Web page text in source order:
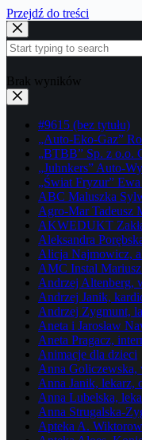
Przejdź do treści
Brak wyników
#9615 (bez tytułu)
„Auto-Eko-Gaz”
„BTBB” Sp. z o.o.
„Juhnkers” Auto-
„Świat Fryzur”
ABC Maluszka
Agro-Mar Tadeusz
AKWEDUKT
Aleksandra
Alicja Najmowicz,
AMC Instal
Andrzej Altenberg,
Andrzej Janik,
Andrzej Zygmunt,
Aneta i Jarosław
Aneta Pragacz,
Animacje dla dzieci
Anna Goliczewska,
Anna Janik, lekarz,
Anna Lubelska,
Anna Strugalska-
Apteka A.